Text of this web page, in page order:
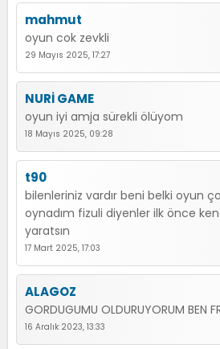
mahmut
oyun cok zevkli
29 Mayıs 2025, 17:27
NURİ GAME
oyun iyi amja sürekli ölüyom
18 Mayıs 2025, 09:28
t90
bilenleriniz vardır beni belki oyun
oynadım fizuli diyenler ilk önce
yaratsın
17 Mart 2025, 17:03
ALAGOZ
GORDUGUMU OLDURUYORUM BEN
16 Aralık 2023, 13:33